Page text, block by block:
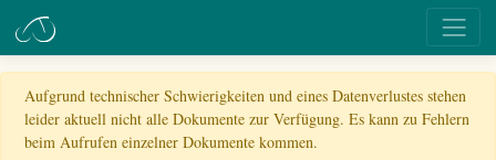
Aufgrund technischer Schwierigkeiten und eines Datenverlustes stehen
leider aktuell nicht alle Dokumente zur Verfügung. Es kann zu Fehlern
beim Aufrufen einzelner Dokumente kommen.